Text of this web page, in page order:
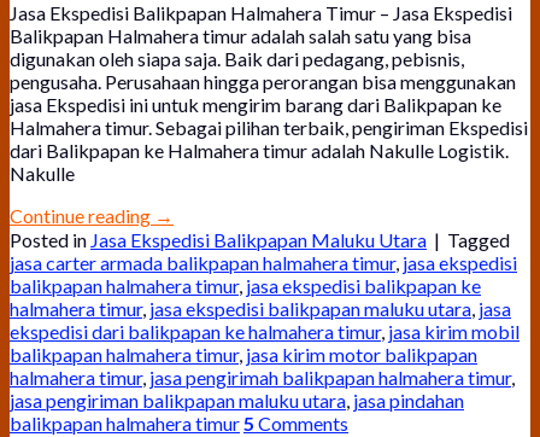
Jasa Ekspedisi Balikpapan Halmahera Timur – Jasa Ekspedisi
Balikpapan Halmahera timur adalah salah satu yang bisa
digunakan oleh siapa saja. Baik dari pedagang, pebisnis,
pengusaha. Perusahaan hingga perorangan bisa menggunakan
jasa Ekspedisi ini untuk mengirim barang dari Balikpapan ke
Halmahera timur. Sebagai pilihan terbaik, pengiriman Ekspedisi
dari Balikpapan ke Halmahera timur adalah Nakulle Logistik.
Nakulle
Continue reading →
Posted in Jasa Ekspedisi Balikpapan Maluku Utara | Tagged
jasa carter armada balikpapan halmahera timur, jasa ekspedisi
balikpapan halmahera timur, jasa ekspedisi balikpapan ke
halmahera timur, jasa ekspedisi balikpapan maluku utara, jasa
ekspedisi dari balikpapan ke halmahera timur, jasa kirim mobil
balikpapan halmahera timur, jasa kirim motor balikpapan
halmahera timur, jasa pengirimah balikpapan halmahera timur,
jasa pengiriman balikpapan maluku utara, jasa pindahan
balikpapan halmahera timur5 Comments